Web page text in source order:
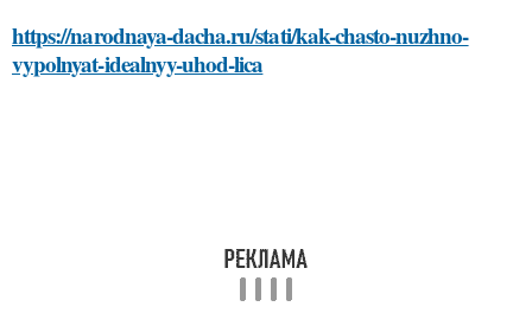
https://narodnaya-dacha.ru/stati/kak-chasto-nuzhno-
vypolnyat-idealnyy-uhod-lica